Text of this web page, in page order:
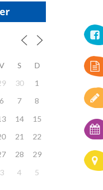
S
D
30
1
6 7
8
14
15
21
22
28
29
3 4 5